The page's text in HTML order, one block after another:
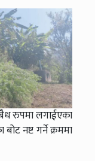
रुपमा लगाईएका
नष्ट गर्ने क्रममा